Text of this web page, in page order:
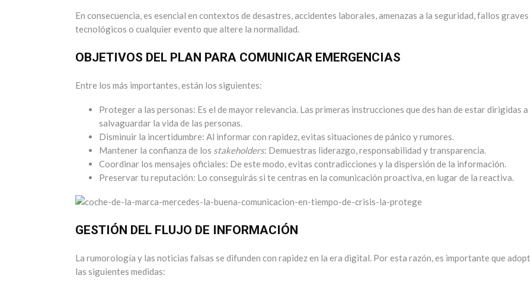
En consecuencia, es esencial en contextos de desastres, accidentes laborales, amenazas a la seguridad, fallos graves
tecnológicos o cualquier evento que altere la normalidad.
OBJETIVOS DEL PLAN PARA COMUNICAR EMERGENCIAS
Entre los más importantes, están los siguientes:
Proteger a las personas: Es el de mayor relevancia. Las primeras instrucciones que des han de estar dirigidas a
salvaguardar la vida de las personas.
Disminuir la incertidumbre: Al informar con rapidez, evitas situaciones de pánico y rumores.
Mantener la confianza de los stakeholders: Demuestras liderazgo, responsabilidad y transparencia.
Coordinar los mensajes oficiales: De este modo, evitas contradicciones y la dispersión de la información.
Preservar tu reputación: Lo conseguirás si te centras en la comunicación proactiva, en lugar de la reactiva.
GESTIÓN DEL FLUJO DE INFORMACIÓN
La rumorología y las noticias falsas se difunden con rapidez en la era digital. Por esta razón, es importante que
las siguientes medidas: